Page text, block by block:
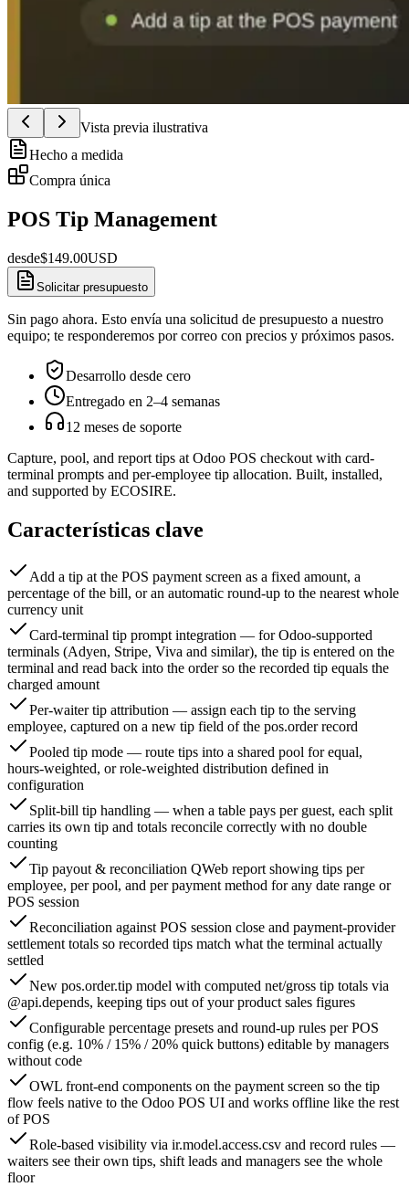
Vista previa ilustrativa
Hecho a medida
Compra única
POS Tip Management
desde$149.00USD
Solicitar presupuesto
Sin pago ahora. Esto envía una solicitud de presupuesto a nuestro
equipo; te responderemos por correo con precios y próximos pasos.
Desarrollo desde cero
Entregado en 2–4 semanas
12 meses de soporte
Capture, pool, and report tips at Odoo POS checkout with card-
terminal prompts and per-employee tip allocation. Built, installed,
and supported by ECOSIRE.
Características clave
Add a tip at the POS payment screen as a fixed amount, a
percentage of the bill, or an automatic round-up to the nearest whole
currency unit
Card-terminal tip prompt integration — for Odoo-supported
terminals (Adyen, Stripe, Viva and similar), the tip is entered on the
terminal and read back into the order so the recorded tip equals the
charged amount
Per-waiter tip attribution — assign each tip to the serving
employee, captured on a new tip field of the pos.order record
Pooled tip mode — route tips into a shared pool for equal,
hours-weighted, or role-weighted distribution defined in
configuration
Split-bill tip handling — when a table pays per guest, each split
carries its own tip and totals reconcile correctly with no double
counting
Tip payout & reconciliation QWeb report showing tips per
employee, per pool, and per payment method for any date range or
POS session
Reconciliation against POS session close and payment-provider
settlement totals so recorded tips match what the terminal actually
settled
New pos.order.tip model with computed net/gross tip totals via
@api.depends, keeping tips out of your product sales figures
Configurable percentage presets and round-up rules per POS
config (e.g. 10% / 15% / 20% quick buttons) editable by managers
without code
OWL front-end components on the payment screen so the tip
flow feels native to the Odoo POS UI and works offline like the rest
of POS
Role-based visibility via ir.model.access.csv and record rules —
waiters see their own tips, shift leads and managers see the whole
floor